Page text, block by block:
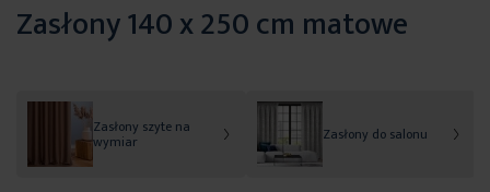
Zasłony 140 x 250 cm matowe
Zasłony szyte na
wymiar Zasłony do salonu